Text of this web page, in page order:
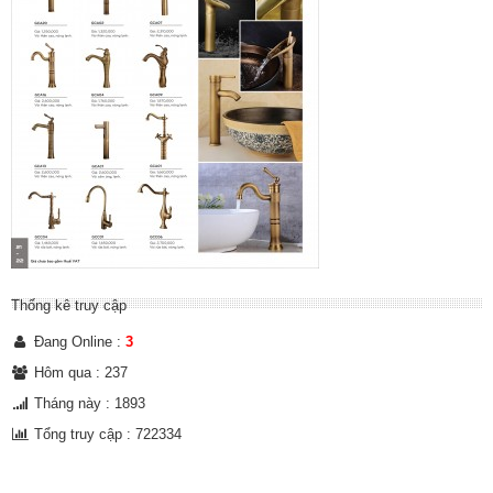
Thống kê truy cập
Đang Online : 3
Hôm qua : 237
Tháng này : 1893
Tổng truy cập : 722334